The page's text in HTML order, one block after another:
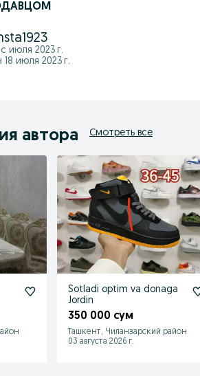
июля 2023 г.
июля 2023 г.
автора Смотреть все
Sotladi optim va donaga
Jordin
350 000 сум
Ташкент, Чиланзарский район
03 августа 2026 г.